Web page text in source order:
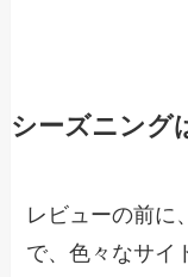
シーズニング
レビューの前に
で、色々なサイ